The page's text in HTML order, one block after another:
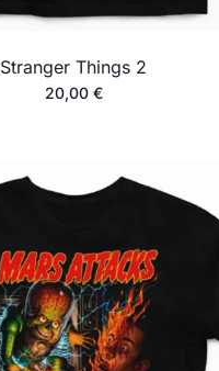
Stranger Things 2
20,00 €